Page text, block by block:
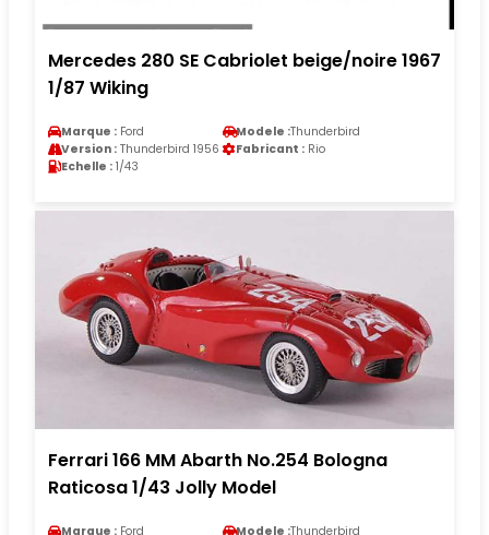
Mercedes 280 SE Cabriolet beige/noire 1967
1/87 Wiking
Marque : Ford Modele :Thunderbird
Version : Thunderbird 1956 Fabricant : Rio
Echelle : 1/43
Ferrari 166 MM Abarth No.254 Bologna
Raticosa 1/43 Jolly Model
Marque : Ford Modele :Thunderbird